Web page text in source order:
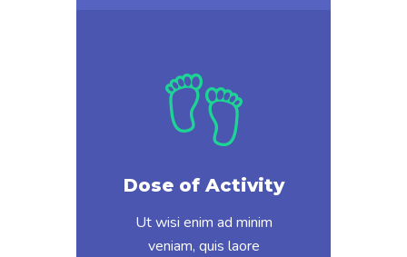
Dose of Activity
Ut wisi enim ad minim
veniam, quis laore